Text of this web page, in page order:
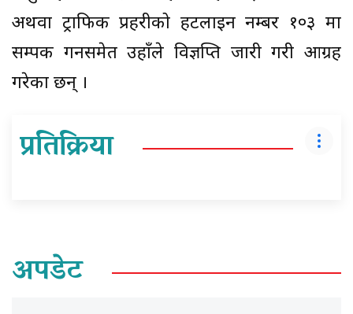
अथवा ट्राफिक प्रहरीको हटलाइन नम्बर १०३ मा
सम्पर्क गर्नसमेत उहाँले विज्ञप्ति जारी गरी आग्रह
गरेका छन् ।
प्रतिक्रिया
अपडेट